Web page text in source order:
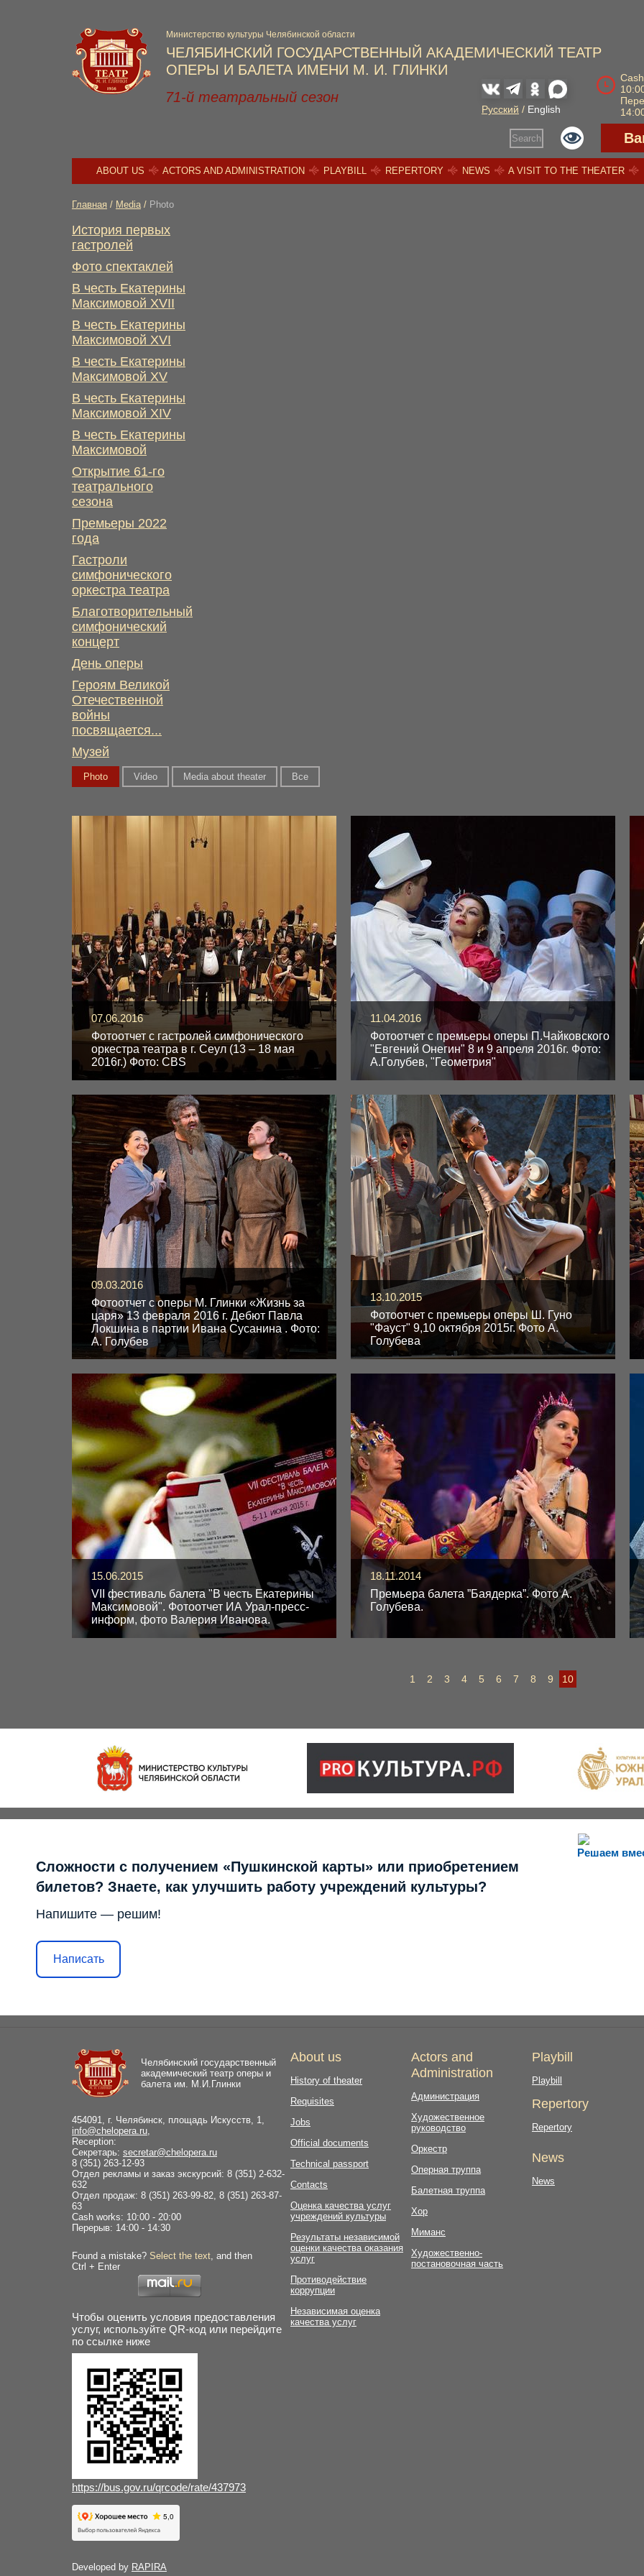
ЧЕЛЯБИНСКИЙ ГОСУДАРСТВЕННЫЙ АКАДЕМИЧЕСКИЙ ТЕАТР
ОПЕРЫ И БАЛЕТА ИМЕНИ М. И. ГЛИНКИ
Министерство культуры Челябинской области
Русский / English
71-й театральный сезон
Search
ABOUT US ACTORS AND ADMINISTRATION PLAYBILL REPERTORY NEWS A VISIT TO THE THEATER
Главная / Media/ Photo
История первых
гастролей
Фото спектаклей
В честь Екатерины
Максимовой XVII
В честь Екатерины
Максимовой XVI
В честь Екатерины
Максимовой XV
В честь Екатерины
Максимовой XIV
В честь Екатерины
Максимовой
Открытие 61-го
театрального
сезона
Премьеры 2022
года
Гастроли
симфонического
оркестра театра
Благотворительный
симфонический
концерт
День оперы
Героям Великой
Отечественной
войны
посвящается...
Музей
Photo Video Media about theater Вce
07.06.2016
Фотоотчет с гастролей симфонического
оркестра театра в г. Сеул (13 – 18 мая
2016г.) Фото: CBS
11.04.2016
Фотоотчет с премьеры оперы П.Чайковского
"Евгений Онегин" 8 и 9 апреля 2016г. Фото:
А.Голубев, "Геометрия"
09.03.2016
Фотоотчет с оперы М. Глинки «Жизнь за
царя» 13 февраля 2016 г. Дебют Павла
Локшина в партии Ивана Сусанина . Фото:
А. Голубев
13.10.2015
Фотоотчет с премьеры оперы Ш. Гуно
"Фауст" 9,10 октября 2015г. Фото А.
Голубева
15.06.2015
VII фестиваль балета "В честь Екатерины
Максимовой". Фотоотчет ИА Урал-пресс-
информ, фото Валерия Иванова.
18.11.2014
Премьера балета ”Баядерка”. Фото А.
Голубева.
1 2 3 4 5 6 7 8 9 10
Решаем
Сложности с получением «Пушкинской карты» или приобретением
билетов? Знаете, как улучшить работу учреждений культуры?
Напишите — решим!
Написать
Челябинский государственный
академический театр оперы и
балета им. М.И.Глинки
454091, г. Челябинск, площадь Искусств, 1,
info@chelopera.ru
Reception:
Секретарь: secretar@chelopera.ru
8 (351) 263-12-93
Отдел рекламы и заказ экскурсий: 8 (351) 2-632-
632
Отдел продаж: 8 (351) 263-99-82, 8 (351) 263-87-
63
Cash works: 10:00 - 20:00
Перерыв: 14:00 - 14:30
Found a mistake? Select the text , and then
Ctrl + Enter
Чтобы оценить условия предоставления
услуг, используйте QR-код или перейдите
по ссылке ниже
https://bus.gov.ru/qrcode/rate/437973
Developed by RAPIRA
About us
History of theater
Requisites
Jobs
Official documents
Technical passport
Contacts
Оценка качества услуг
учреждений культуры
Результаты независимой
оценки качества оказания
услуг
Противодействие
коррупции
Независимая оценка
качества услуг
Actors and
Administration
Администрация
Художественное
руководство
Оркестр
Оперная труппа
Балетная труппа
Хор
Миманс
Художественно-
постановочная часть
Playbill
Playbill
Repertory
Repertory
News
News